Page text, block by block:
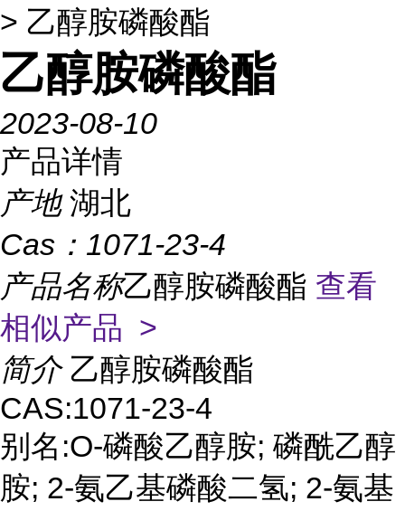
> 乙醇胺磷酸酯
乙醇胺磷酸酯
2023-08-10
产品详情
产地 湖北
Cas： 1071-23-4
产品名称乙醇胺磷酸酯 查看
相似产品 >
简介 乙醇胺磷酸酯
CAS:1071-23-4
别名:O-磷酸乙醇胺; 磷酰乙醇
胺; 2-氨乙基磷酸二氢; 2-氨基